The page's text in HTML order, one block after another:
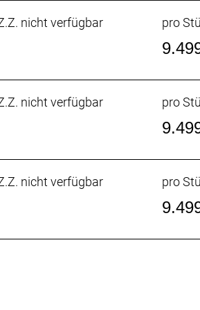
treten kannst, ist unsere
schnellsten Sprintern und
ist leichter, aerodynamischer
Unterlenker 3 cm schmalere
von einer besseren Aerodynamik
und Flaschenhalter wurden
nicht verfügbar pro
nicht verfügbar pro
nicht verfügbar pro